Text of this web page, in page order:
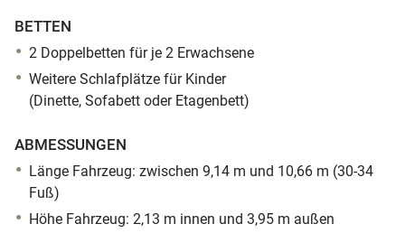
BETTEN
2 Doppelbetten für je 2 Erwachsene
Weitere Schlafplätze für Kinder
(Dinette, Sofabett oder Etagenbett)
ABMESSUNGEN
Länge Fahrzeug: zwischen 9,14 m und 10,66 m (30-34
Fuß)
Höhe Fahrzeug: 2,13 m innen und 3,95 m außen